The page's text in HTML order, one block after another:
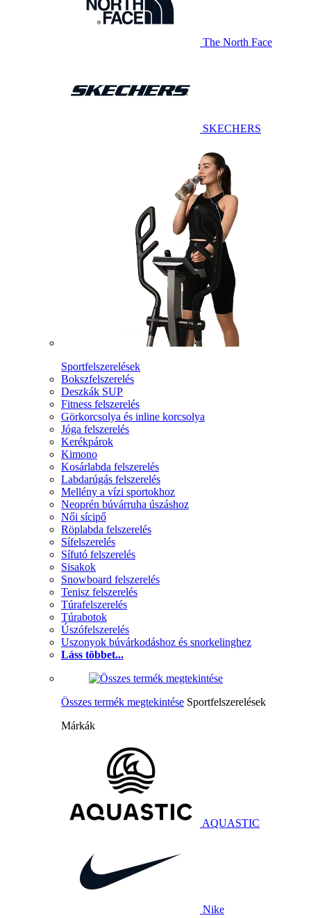
The North Face
SKECHERS
Sportfelszerelések
Bokszfelszerelés
Deszkák SUP
Fitness felszerelés
Görkorcsolya és inline korcsolya
Jóga felszerelés
Kerékpárok
Kimono
Kosárlabda felszerelés
Labdarúgás felszerelés
Mellény a vízi sportokhoz
Neoprén búvárruha úszáshoz
Női sícipő
Röplabda felszerelés
Sífelszerelés
Sífutó felszerelés
Sisakok
Snowboard felszerelés
Tenisz felszerelés
Túrafelszerelés
Túrabotok
Úszófelszerelés
Uszonyok búvárkodáshoz és snorkelinghez
Láss többet...
Összes termék megtekintése Sportfelszerelések
Márkák
AQUASTIC
Nike